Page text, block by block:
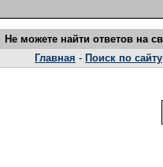
Не можете найти ответов на
Главная - Поиск по сайту